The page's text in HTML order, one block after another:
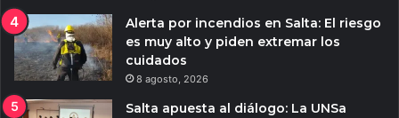
Alerta por incendios en Salta: El riesgo
es muy alto y piden extremar los
cuidados
8 agosto, 2026
Salta apuesta al diálogo: La UNSa